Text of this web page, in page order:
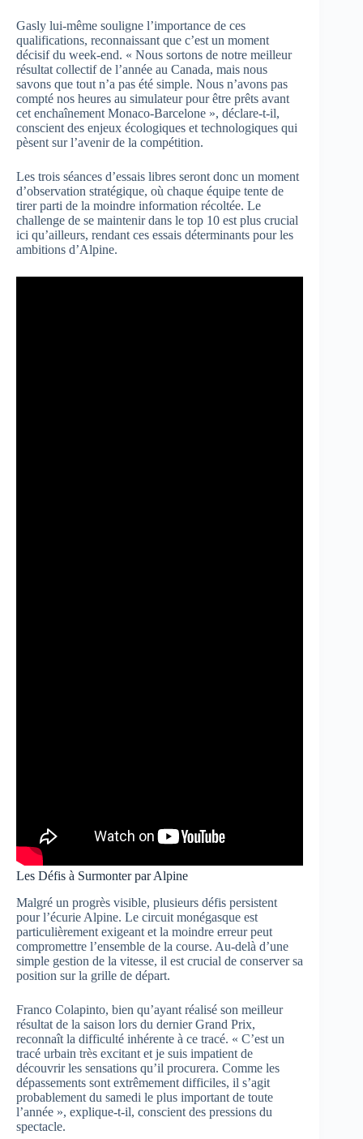
Gasly lui-même souligne l’importance de ces
qualifications, reconnaissant que c’est un moment
décisif du week-end. « Nous sortons de notre meilleur
résultat collectif de l’année au Canada, mais nous
savons que tout n’a pas été simple. Nous n’avons pas
compté nos heures au simulateur pour être prêts avant
cet enchaînement Monaco-Barcelone », déclare-t-il,
conscient des enjeux écologiques et technologiques qui
pèsent sur l’avenir de la compétition.
Les trois séances d’essais libres seront donc un moment
d’observation stratégique, où chaque équipe tente de
tirer parti de la moindre information récoltée. Le
challenge de se maintenir dans le top 10 est plus crucial
ici qu’ailleurs, rendant ces essais déterminants pour les
ambitions d’Alpine.
Les Défis à Surmonter par Alpine
Malgré un progrès visible, plusieurs défis persistent
pour l’écurie Alpine. Le circuit monégasque est
particulièrement exigeant et la moindre erreur peut
compromettre l’ensemble de la course. Au-delà d’une
simple gestion de la vitesse, il est crucial de conserver sa
position sur la grille de départ.
Franco Colapinto, bien qu’ayant réalisé son meilleur
résultat de la saison lors du dernier Grand Prix,
reconnaît la difficulté inhérente à ce tracé. « C’est un
tracé urbain très excitant et je suis impatient de
découvrir les sensations qu’il procurera. Comme les
dépassements sont extrêmement difficiles, il s’agit
probablement du samedi le plus important de toute
l’année », explique-t-il, conscient des pressions du
spectacle.